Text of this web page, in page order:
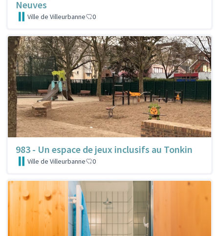
Neuves
Ville de Villeurbanne 0
983 - Un espace de jeux inclusifs au Tonkin
Ville de Villeurbanne 0